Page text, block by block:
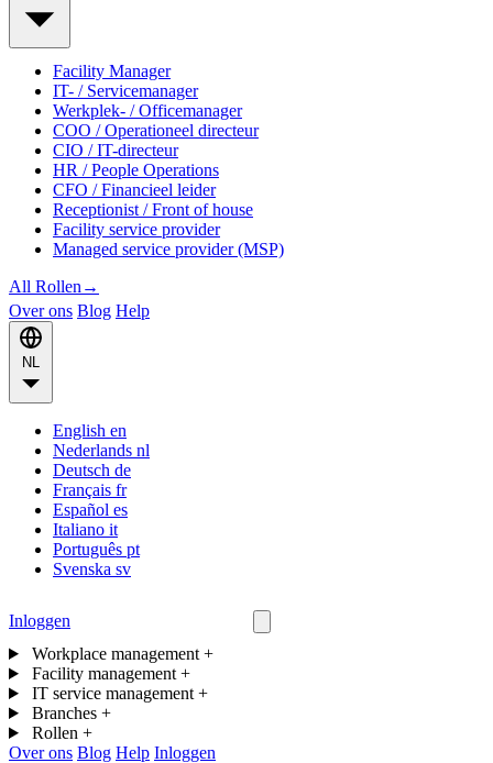
Facility Manager
IT- / Servicemanager
Werkplek- / Officemanager
COO / Operationeel directeur
CIO / IT-directeur
HR / People Operations
CFO / Financieel leider
Receptionist / Front of house
Facility service provider
Managed service provider (MSP)
All Rollen →
Over ons Blog Help
English en
Nederlands nl
Deutsch de
Français fr
Español es
Italiano it
Português pt
Svenska sv
Inloggen
Workplace management +
Facility management +
IT service management +
Branches +
Rollen +
Over ons Blog Help Inloggen